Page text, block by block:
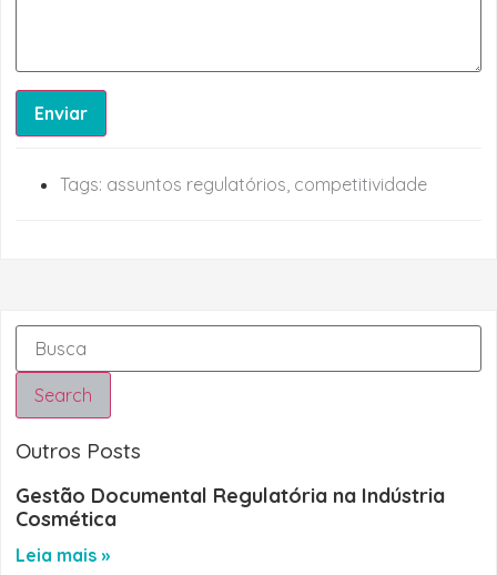
Enviar
Tags: assuntos regulatórios competitividade
Search
Outros Posts
Gestão Documental Regulatória na Indústria
Cosmética
Leia mais »